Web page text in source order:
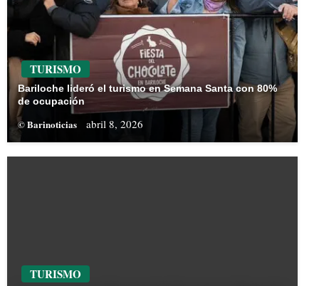
TURISMO
Bariloche lideró el turismo en Semana Santa con 80%
de ocupación
© Barinoticias abril 8, 2026
TURISMO